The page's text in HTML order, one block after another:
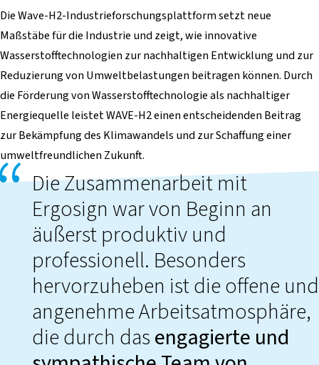
Die Wave-H2-Industrieforschungsplattform setzt neue
Maßstäbe für die Industrie und zeigt, wie innovative
Wasserstofftechnologien zur nachhaltigen Entwicklung und zur
Reduzierung von Umweltbelastungen beitragen können. Durch
die Förderung von Wasserstofftechnologie als nachhaltiger
Energiequelle leistet WAVE-H2 einen entscheidenden Beitrag
zur Bekämpfung des Klimawandels und zur Schaffung einer
umweltfreundlichen Zukunft.
Die Zusammenarbeit mit
Ergosign war von Beginn an
äußerst produktiv und
professionell. Besonders
hervorzuheben ist die offene und
angenehme Arbeitsatmosphäre,
die durch dasengagierte und